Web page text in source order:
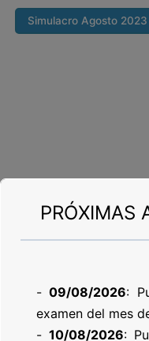
Simulacro Agosto 2023
PRÓXIMAS
-09/08/2026:
examen del mes
- 10/08/2026: